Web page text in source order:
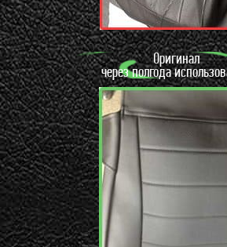
Оригинал
через полгода